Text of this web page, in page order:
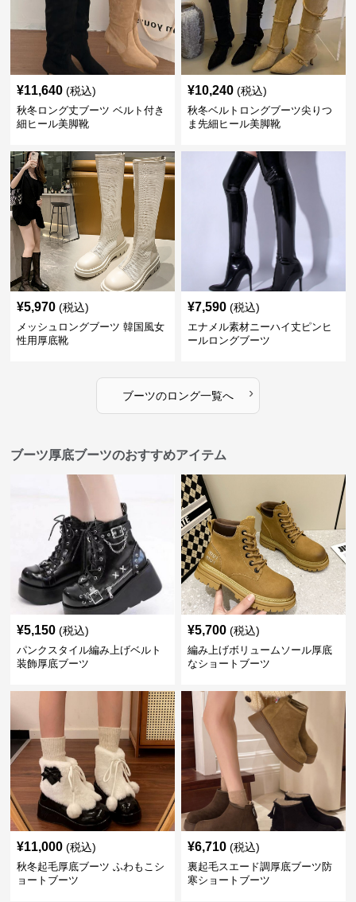
¥11,640 (税込)
秋冬ロング丈ブーツ ベルト付き
細ヒール美脚靴
¥10,240 (税込)
秋冬ベルトロングブーツ尖りつ
ま先細ヒール美脚靴
¥5,970 (税込)
メッシュロングブーツ 韓国風女
性用厚底靴
¥7,590 (税込)
エナメル素材ニーハイ丈ピンヒ
ールロングブーツ
ブーツのロング一覧へ ›
ブーツ厚底ブーツのおすすめアイテム
¥5,150 (税込)
パンクスタイル編み上げベルト
装飾厚底ブーツ
¥5,700 (税込)
編み上げボリュームソール厚底
なショートブーツ
¥11,000 (税込)
秋冬起毛厚底ブーツ ふわもこシ
ョートブーツ
¥6,710 (税込)
裏起毛スエード調厚底ブーツ防
寒ショートブーツ